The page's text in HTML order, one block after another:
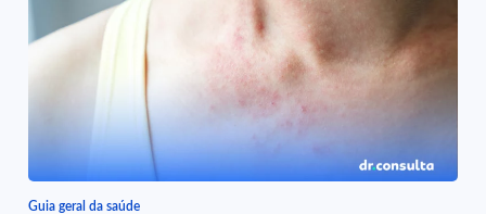
Guia geral da saúde